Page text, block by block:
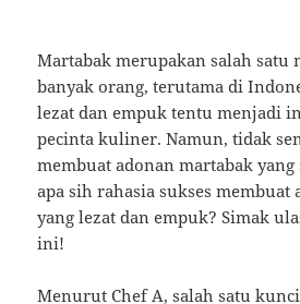
Martabak merupakan salah satu
banyak orang, terutama di
lezat dan empuk tentu menjadi
pecinta kuliner. Namun, tidak
membuat adonan martabak yang
apa sih rahasia sukses membuat
yang lezat dan empuk? Simak
ini!
Menurut Chef A, salah satu